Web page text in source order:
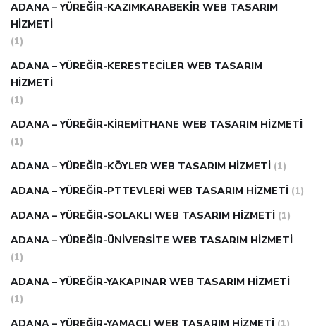
ADANA – YÜREĞIR-KAZIMKARABEKIR WEB TASARIM
HIZMETI
(1)
ADANA – YÜREĞIR-KERESTECILER WEB TASARIM
HIZMETI
(1)
ADANA – YÜREĞIR-KIREMITHANE WEB TASARIM HIZMETI
(1)
ADANA – YÜREĞIR-KÖYLER WEB TASARIM HIZMETI (1)
ADANA – YÜREĞIR-PTTEVLERI WEB TASARIM HIZMETI (1)
ADANA – YÜREĞIR-SOLAKLI WEB TASARIM HIZMETI (1)
ADANA – YÜREĞIR-ÜNIVERSITE WEB TASARIM HIZMETI
(1)
ADANA – YÜREĞIR-YAKAPINAR WEB TASARIM HIZMETI
(1)